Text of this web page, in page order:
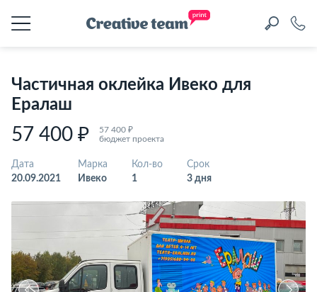
Частичная оклейка Ивеко для
Ералаш
57 400 ₽
57 400 ₽
бюджет проекта
Дата
20.09.2021
Марка
Ивеко
Кол-во
1
Срок
3 дня